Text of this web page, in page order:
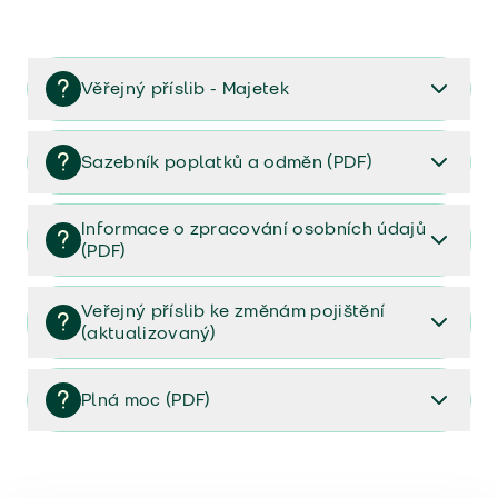
Věřejný příslib - Majetek
Věřejný příslib majetek 2023
Sazebník poplatků a odměn (PDF)
Sazebník poplatků a odměn (PDF)
Informace o zpracování osobních údajů
(PDF)
Informace o zpracování osobních údajů (PDF)
Veřejný příslib ke změnám pojištění
(aktualizovaný)
Veřejný příslib ke změnám pojištění (aktualizovaný)
Plná moc (PDF)